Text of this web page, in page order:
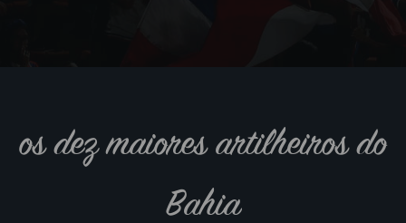
os dez maiores artilheiros do
Bahia